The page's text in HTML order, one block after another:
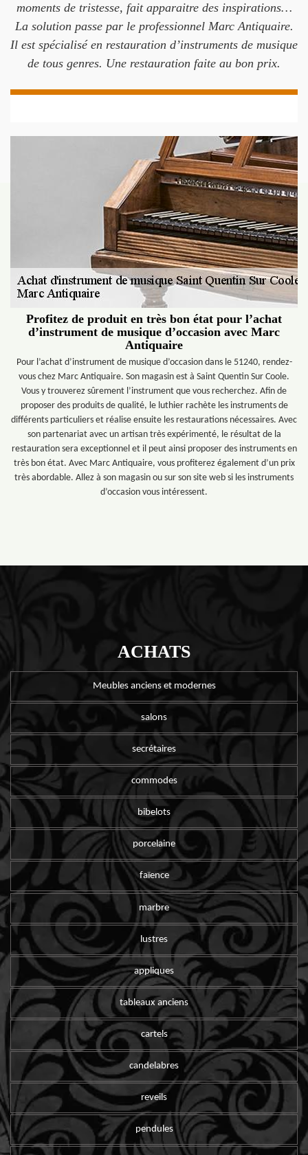
moments de tristesse, fait apparaitre des inspirations…
La solution passe par le professionnel Marc Antiquaire.
Il est spécialisé en restauration d’instruments de musique
de tous genres. Une restauration faite au bon prix.
Profitez de produit en très bon état pour l’achat
d’instrument de musique d’occasion avec Marc
Antiquaire
Pour l’achat d’instrument de musique d’occasion dans le 51240, rendez-
vous chez Marc Antiquaire. Son magasin est à Saint Quentin Sur Coole.
Vous y trouverez sûrement l’instrument que vous recherchez. Afin de
proposer des produits de qualité, le luthier rachète les instruments de
différents particuliers et réalise ensuite les restaurations nécessaires. Avec
son partenariat avec un artisan très expérimenté, le résultat de la
restauration sera exceptionnel et il peut ainsi proposer des instruments en
très bon état. Avec Marc Antiquaire, vous profiterez également d’un prix
très abordable. Allez à son magasin ou sur son site web si les instruments
d’occasion vous intéressent.
ACHATS
Meubles anciens et modernes
salons
secrétaires
commodes
bibelots
porcelaine
faïence
marbre
lustres
appliques
tableaux anciens
cartels
candelabres
reveils
pendules